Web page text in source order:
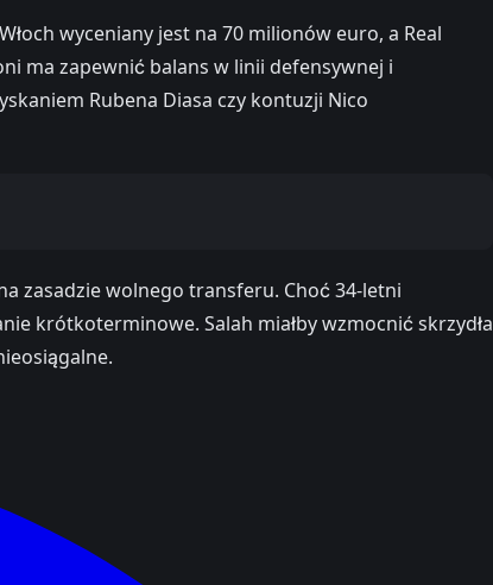
wyceniany jest na 70 milionów euro, a Real
ma zapewnić balans w linii defensywnej i
Rubena Diasa czy kontuzji Nico
zasadzie wolnego transferu. Choć 34-letni
krótkoterminowe. Salah miałby wzmocnić skrzydła